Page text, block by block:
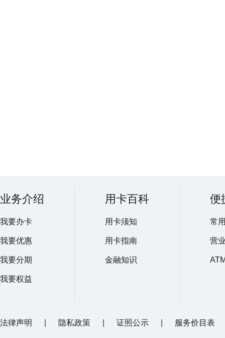
业务介绍
我要办卡
我要优惠
我要分期
我要权益
用卡百科
用卡须知
用卡指南
金融知识
便
常
营
法律声明 隐私政策 证照公示 服务价目表